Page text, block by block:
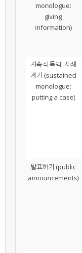
monologue:
giving
information)
지속적 독백: 사례
제기 (sustained
monologue:
putting a case)
발표하기 (public
announcements)